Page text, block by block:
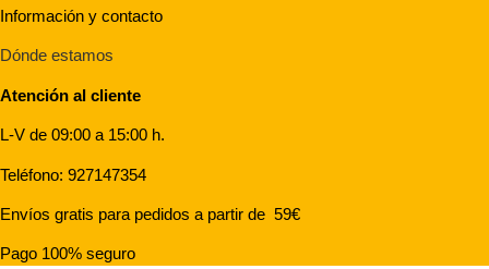
Información y contacto
Dónde estamos
Atención al cliente
L-V de 09:00 a 15:00 h.
Teléfono: 927147354
Envíos gratis para pedidos a partir de 59€
Pago 100% seguro